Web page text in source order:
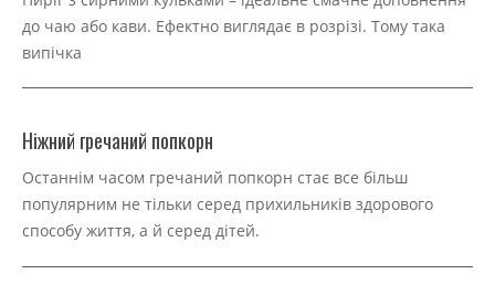
28
до чаю або кави. Ефектно виглядає в розрізі. Тому така
випічка
Ніжний гречаний попкорн
Останнім часом гречаний попкорн стає все більш
популярним не тільки серед прихильників здорового
способу життя, а й серед дітей.